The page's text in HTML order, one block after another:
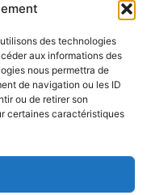
des technologies
aux informations des
nous permettra de
de navigation ou les ID
ou de retirer son
certaines caractéristiques
et de 14h
: de 8h à